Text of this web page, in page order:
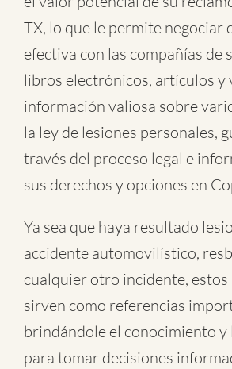
TX, lo que le permite negociar
efectiva con las compañías de
libros electrónicos, artículos y
información valiosa sobre
la ley de lesiones personales,
través del proceso legal e
sus derechos y opciones en
Ya sea que haya resultado
accidente automovilístico,
cualquier otro incidente,
sirven como referencias
brindándole el conocimiento y
para tomar decisiones